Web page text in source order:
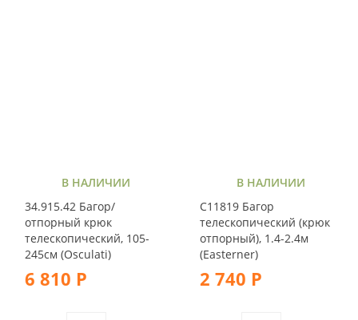
В НАЛИЧИИ
34.915.42 Багор/
отпорный крюк
телескопический, 105-
245см (Osculati)
6 810 Р
В НАЛИЧИИ
C11819 Багор
телескопический (крюк
отпорный), 1.4-2.4м
(Easterner)
2 740 Р